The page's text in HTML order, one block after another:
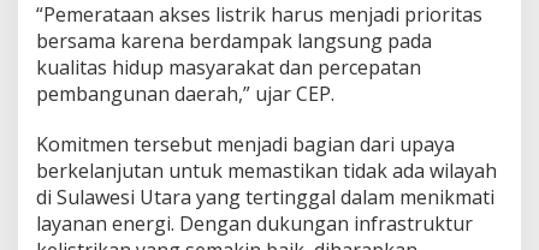
‎“Pemerataan akses listrik harus menjadi prioritas
bersama karena berdampak langsung pada
kualitas hidup masyarakat dan percepatan
pembangunan daerah,” ujar CEP.
Komitmen tersebut menjadi bagian dari upaya
berkelanjutan untuk memastikan tidak ada wilayah
di Sulawesi Utara yang tertinggal dalam menikmati
layanan energi. Dengan dukungan infrastruktur